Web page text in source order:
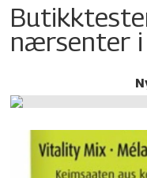
nærsenter